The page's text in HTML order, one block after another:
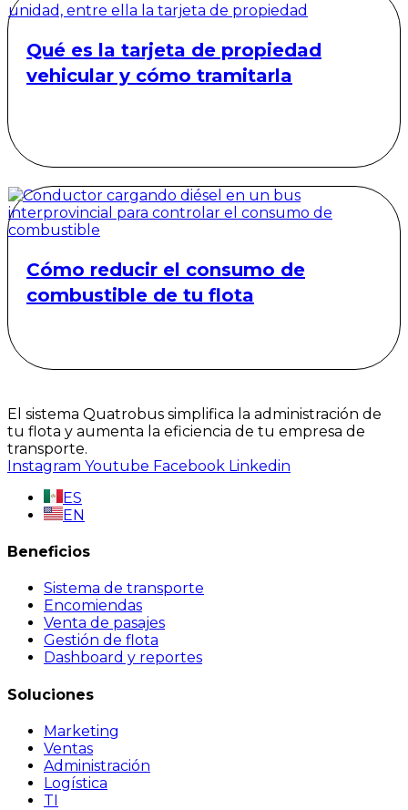
Qué es la tarjeta de propiedad
vehicular y cómo tramitarla
Cómo reducir el consumo de
combustible de tu flota
El sistema Quatrobus simplifica la administración de
tu flota y aumenta la eficiencia de tu empresa de
transporte.
Instagram Youtube Facebook Linkedin
ES
EN
Beneficios
Sistema de transporte
Encomiendas
Venta de pasajes
Gestión de flota
Dashboard y reportes
Soluciones
Marketing
Ventas
Administración
Logística
TI